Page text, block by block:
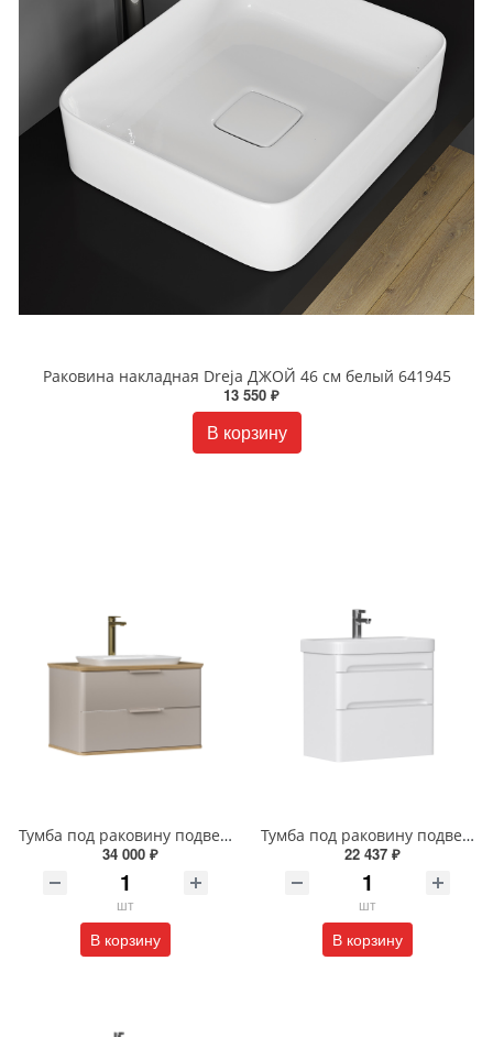
Раковина накладная Dreja ДЖОЙ 46 см белый 641945
13 550 ₽
В корзину
Тумба под раковину подвесная EQUIL Десерт 80.2Я/Desert 80.2Y с ручками в цвет амарок tpDSRT80.2Y-25R амарок/дуб
34 000 ₽
шт
В корзину
Тумба под раковину подвесная EQUIL Найс 70 см tpNICE70.2Y-05 белая
22 437 ₽
шт
В корзину